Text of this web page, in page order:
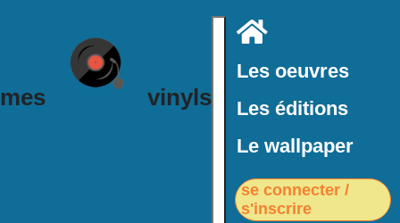
mes vinyls
Accueil
Les oeuvres
Les éditions
Le wallpaper
se connecter /
s'inscrire